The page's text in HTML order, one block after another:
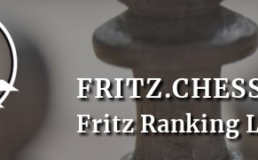
Fritz Ranking